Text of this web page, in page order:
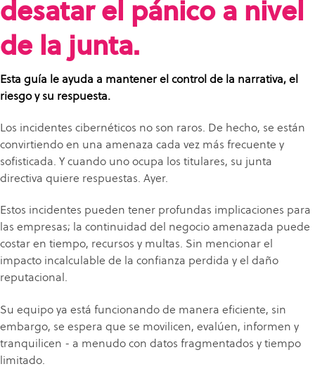
cadenas
suministro.
desatar el pánico a nivel
de la junta.
Esta guía le ayuda a mantener el control de la narrativa, el
riesgo y su respuesta.
Los incidentes cibernéticos no son raros. De hecho, se están
convirtiendo en una amenaza cada vez más frecuente y
sofisticada. Y cuando uno ocupa los titulares, su junta
directiva quiere respuestas. Ayer.
Estos incidentes pueden tener profundas implicaciones para
las empresas; la continuidad del negocio amenazada puede
costar en tiempo, recursos y multas. Sin mencionar el
impacto incalculable de la confianza perdida y el daño
reputacional.
Su equipo ya está funcionando de manera eficiente, sin
embargo, se espera que se movilicen, evalúen, informen y
tranquilicen - a menudo con datos fragmentados y tiempo
limitado.